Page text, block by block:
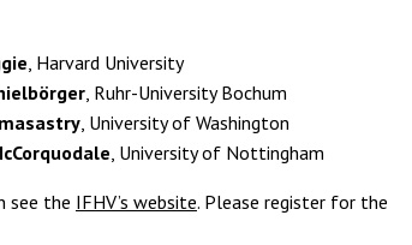
, Harvard University
, Ruhr-University Bochum
, University of Washington
, University of Nottingham
see the IFHV’s website. Please register for the